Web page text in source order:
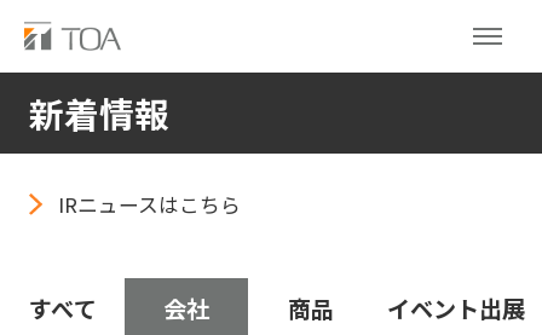
新着情報
IRニュースはこちら
すべて 会社 商品 イベント出展